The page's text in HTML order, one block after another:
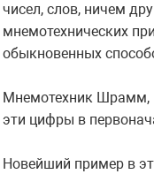
чисел, слов, ничем
мнемотехнических
обыкновенных
Мнемотехник Шрамм,
эти цифры в
Новейший пример в